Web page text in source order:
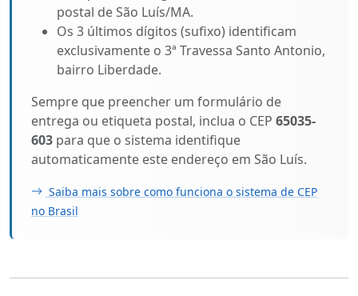
postal de São Luís/MA.
Os 3 últimos dígitos (sufixo) identificam
exclusivamente o 3ª Travessa Santo Antonio,
bairro Liberdade.
Sempre que preencher um formulário de
entrega ou etiqueta postal, inclua o CEP 65035-
603 para que o sistema identifique
automaticamente este endereço em São Luís.
Saiba mais sobre como funciona o sistema de CEP
no Brasil